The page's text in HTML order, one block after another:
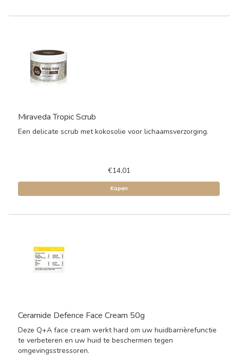
Miraveda Tropic Scrub
Een delicate scrub met kokosolie voor lichaamsverzorging.
€14,01
Kopen
Ceramide Defence Face Cream 50g
Deze Q+A face cream werkt hard om uw huidbarrièrefunctie
te verbeteren en uw huid te beschermen tegen
omgevingsstressoren.